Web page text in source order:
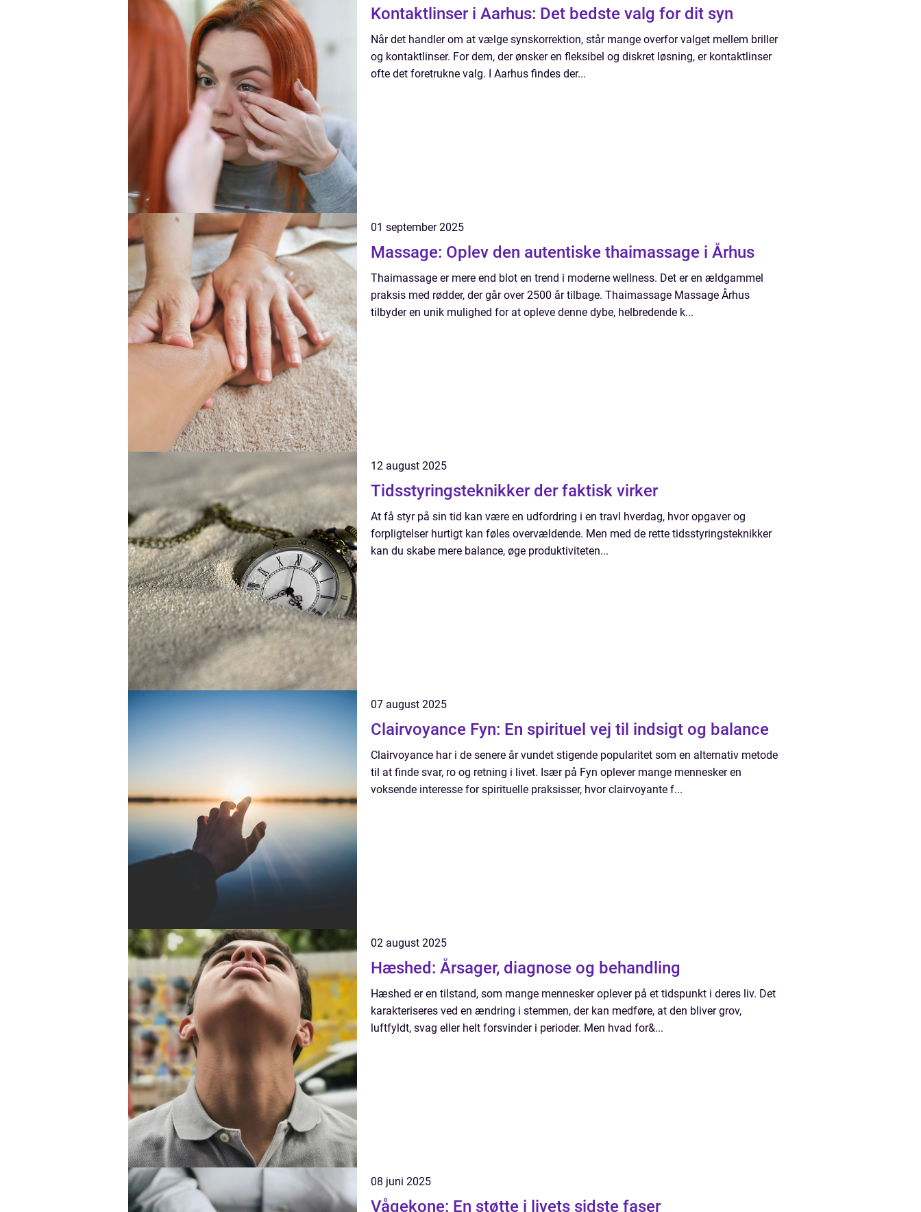
Kontaktlinser i Aarhus: Det bedste valg for dit syn
Når det handler om at vælge synskorrektion, står mange overfor valget mellem briller
og kontaktlinser. For dem, der ønsker en fleksibel og diskret løsning, er kontaktlinser
ofte det foretrukne valg. I Aarhus findes der...
01 september 2025
Massage: Oplev den autentiske thaimassage i Århus
Thaimassage er mere end blot en trend i moderne wellness. Det er en ældgammel
praksis med rødder, der går over 2500 år tilbage. Thaimassage Massage Århus
tilbyder en unik mulighed for at opleve denne dybe, helbredende k...
12 august 2025
Tidsstyringsteknikker der faktisk virker
At få styr på sin tid kan være en udfordring i en travl hverdag, hvor opgaver og
forpligtelser hurtigt kan føles overvældende. Men med de rette tidsstyringsteknikker
kan du skabe mere balance, øge produktiviteten...
07 august 2025
Clairvoyance Fyn: En spirituel vej til indsigt og balance
Clairvoyance har i de senere år vundet stigende popularitet som en alternativ metode
til at finde svar, ro og retning i livet. Især på Fyn oplever mange mennesker en
voksende interesse for spirituelle praksisser, hvor clairvoyante f...
02 august 2025
Hæshed: Årsager, diagnose og behandling
Hæshed er en tilstand, som mange mennesker oplever på et tidspunkt i deres liv. Det
karakteriseres ved en ændring i stemmen, der kan medføre, at den bliver grov,
luftfyldt, svag eller helt forsvinder i perioder. Men hvad for&...
08 juni 2025
Vågekone: En støtte i livets sidste faser